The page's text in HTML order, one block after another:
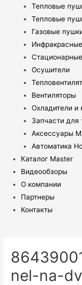
Тепловые
Тепловые
Газовые
Осушители
Вентиляторы
Охладители и
Запчасти для
Аксессуары
Автоматика
Каталог Master
Видеообзоры
О компании
Партнеры
Контакты
nel-na-